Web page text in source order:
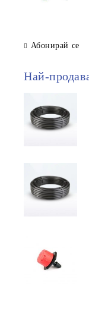
Абонирай се
Най-